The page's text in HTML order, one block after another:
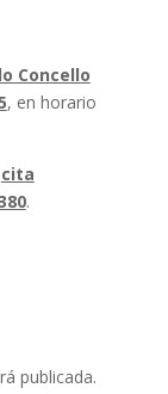
Concello
, en horario
cita
.
publicada.